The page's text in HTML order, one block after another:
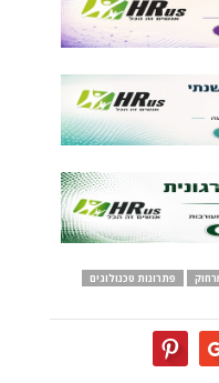
פתרונות טכנולוגים